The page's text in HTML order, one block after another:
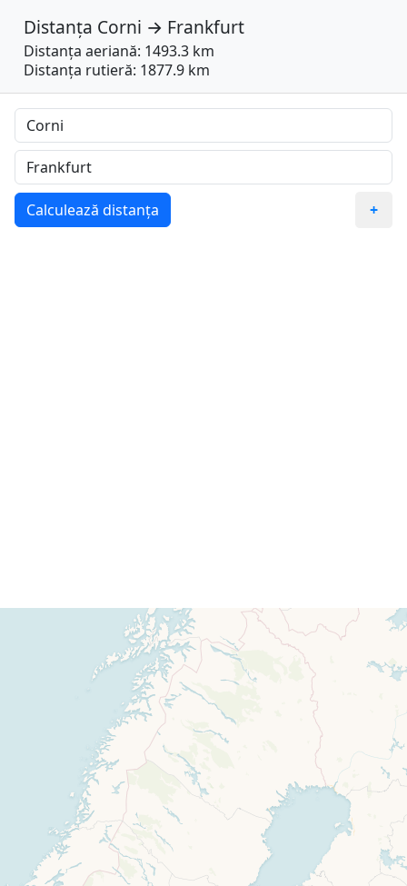
Distanța Corni → Frankfurt
Distanța aeriană: 1493.3 km
Distanța rutieră: 1877.9 km
Calculează distanța +